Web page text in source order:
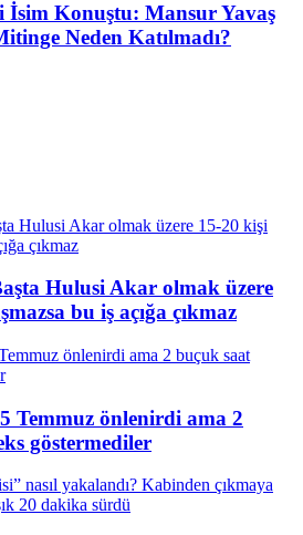
İsim Konuştu: Mansur Yavaş
Neden Katılmadı?
Hulusi Akar olmak üzere
bu iş açığa çıkmaz
Temmuz önlenirdi ama 2
göstermediler